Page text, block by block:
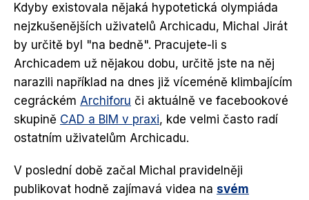
Kdyby existovala nějaká hypotetická olympiáda
nejzkušenějších uživatelů Archicadu, Michal Jirát
by určitě byl "na bedně". Pracujete-li s
Archicadem už nějakou dobu, určitě jste na něj
narazili například na dnes již víceméně klimbajícím
cegráckém Archiforu či aktuálně ve facebookové
skupině CAD a BIM v praxi, kde velmi často radí
ostatním uživatelům Archicadu.
V poslední době začal Michal pravidelněji
publikovat hodně zajímavá videa na svém